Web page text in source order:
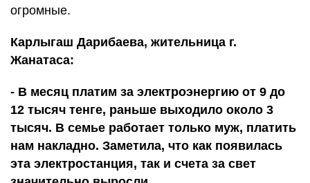
огромные.
Карлыгаш Дарибаева, жительница г.
Жанатаса:
- В месяц платим за электроэнергию от 9 до
12 тысяч тенге, раньше выходило около 3
тысяч. В семье работает только муж, платить
нам накладно. Заметила, что как появилась
эта электростанция, так и счета за свет